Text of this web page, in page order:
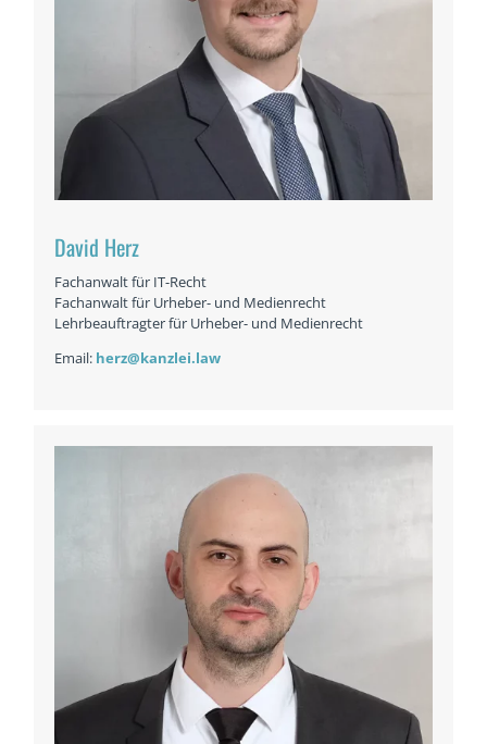
David Herz
Fachanwalt für IT-Recht
Fachanwalt für Urheber- und Medienrecht
Lehrbeauftragter für Urheber- und Medienrecht
Email: herz@kanzlei.law